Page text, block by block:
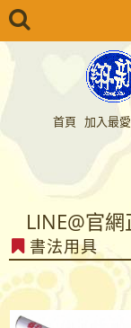
首頁 加入最愛
LINE@官
LINE@官
書法用具